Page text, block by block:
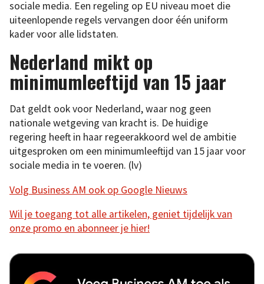
sociale media. Een regeling op EU niveau moet die
uiteenlopende regels vervangen door één uniform
kader voor alle lidstaten.
Nederland mikt op
minimumleeftijd van 15 jaar
Dat geldt ook voor Nederland, waar nog geen
nationale wetgeving van kracht is. De huidige
regering heeft in haar regeerakkoord wel de ambitie
uitgesproken om een minimumleeftijd van 15 jaar voor
sociale media in te voeren. (lv)
Volg Business AM ook op Google Nieuws
Wil je toegang tot alle artikelen, geniet tijdelijk van
onze promo en abonneer je hier!